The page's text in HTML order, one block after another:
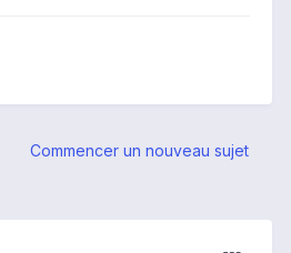
Commencer un nouveau sujet